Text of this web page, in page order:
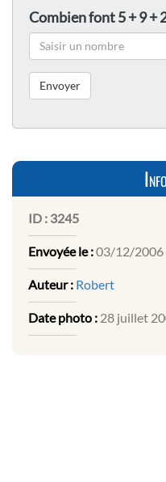
Combien font 5 + 9 +
ID : 3245
Envoyée le :03/12/2006
Auteur : Robert
Date photo : 28 juillet